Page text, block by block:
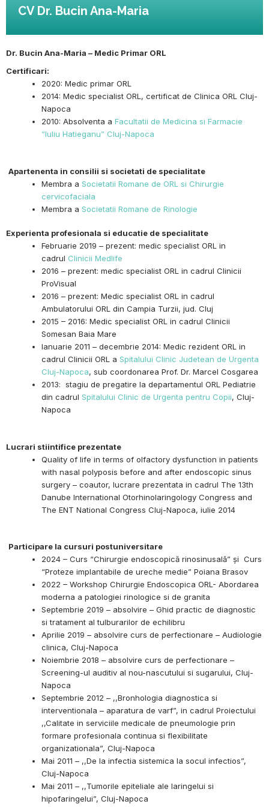
CV Dr. Bucin Ana-Maria
Dr. Bucin Ana-Maria – Medic Primar ORL
Certificari:
2020: Medic primar ORL
2014: Medic specialist ORL, certificat de Clinica ORL Cluj-
Napoca
2010: Absolventa a Facultatii de Medicina si Farmacie
“Iuliu Hatieganu” Cluj-Napoca
Apartenenta in consilii si societati de specialitate
Membra a Societatii Romane de ORL si Chirurgie
cervicofaciala
Membra a Societatii Romane de Rinologie
Experienta profesionala si educatie de specialitate
Februarie 2019 – prezent: medic specialist ORL in
cadrul Clinicii Medlife
2016 – prezent: medic specialist ORL in cadrul Clinicii
ProVisual
2016 – prezent: Medic specialist ORL in cadrul
Ambulatorului ORL din Campia Turzii, jud. Cluj
2015 – 2016: Medic specialist ORL in cadrul Clinicii
Somesan Baia Mare
Ianuarie 2011 – decembrie 2014: Medic rezident ORL in
cadrul Clinicii ORL a Spitalului Clinic Judetean de Urgenta
Cluj-Napoca, sub coordonarea Prof. Dr. Marcel Cosgarea
2013: stagiu de pregatire la departamentul ORL Pediatrie
din cadrul Spitalului Clinic de Urgenta pentru Copii, Cluj-
Napoca
Lucrari stiintifice prezentate
Quality of life in terms of olfactory dysfunction in patients
with nasal polyposis before and after endoscopic sinus
surgery – coautor, lucrare prezentata in cadrul The 13th
Danube International Otorhinolaringology Congress and
The ENT National Congress Cluj-Napoca, iulie 2014
Participare la cursuri postuniversitare
2024 – Curs “Chirurgie endoscopică rinosinusală” și Curs
“Proteze implantabile de ureche medie” Poiana Brasov
2022 – Workshop Chirurgie Endoscopica ORL- Abordarea
moderna a patologiei rinologice si de granita
Septembrie 2019 – absolvire – Ghid practic de diagnostic
si tratament al tulburarilor de echilibru
Aprilie 2019 – absolvire curs de perfectionare – Audiologie
clinica, Cluj-Napoca
Noiembrie 2018 – absolvire curs de perfectionare –
Screening-ul auditiv al nou-nascutului si sugarului, Cluj-
Napoca
Septembrie 2012 – ,,Bronhologia diagnostica si
interventionala – aparatura de varf”, in cadrul Proiectului
,,Calitate in serviciile medicale de pneumologie prin
formare profesionala continua si flexibilitate
organizationala”, Cluj-Napoca
Mai 2011 – ,,De la infectia sistemica la socul infectios”,
Cluj-Napoca
Mai 2011 – ,,Tumorile epiteliale ale laringelui si
hipofaringelui”, Cluj-Napoca